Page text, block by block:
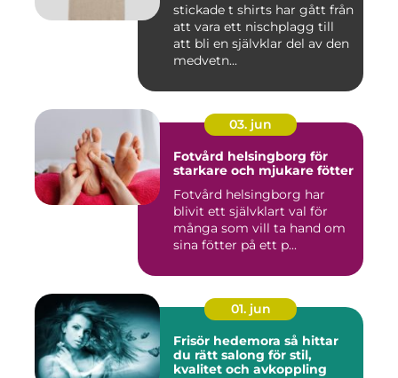
stickade t shirts har gått från
att vara ett nischplagg till
att bli en självklar del av den
medvetn...
03. jun
Fotvård helsingborg för
starkare och mjukare fötter
Fotvård helsingborg har
blivit ett självklart val för
många som vill ta hand om
sina fötter på ett p...
01. jun
Frisör hedemora så hittar
du rätt salong för stil,
kvalitet och avkoppling